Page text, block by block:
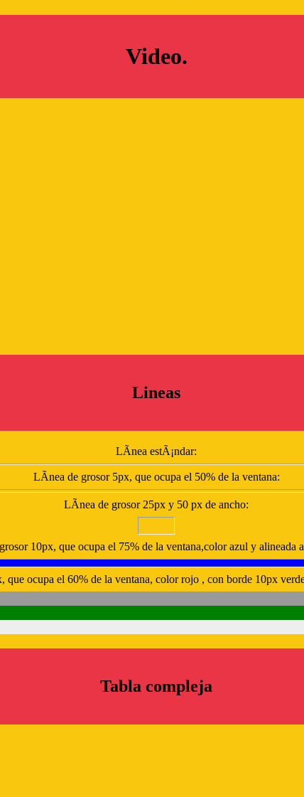
Video.
Lineas
LÃ­nea estÃ¡ndar:
LÃ­nea de grosor 5px, que ocupa el 50% de la ventana:
LÃ­nea de grosor 25px y 50 px de ancho:
10px, que ocupa el 75% de la ventana,color azul y alineada
que ocupa el 60% de la ventana, color rojo , con borde 10px
Tabla compleja